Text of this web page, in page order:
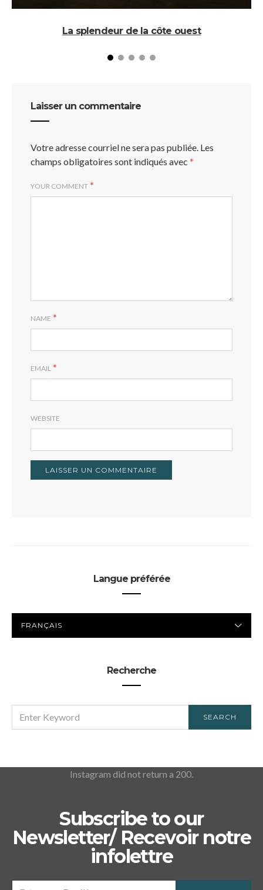
La splendeur de la côte ouest
Laisser un commentaire
Votre adresse courriel ne sera pas publiée. Les
champs obligatoires sont indiqués avec *
YOUR COMMENT *
NAME *
EMAIL *
WEBSITE
Langue préférée
PRÉFÉRÉE
Recherche
FOR:
SEARCH
Instagram did not return a 200.
Subscribe to our
Newsletter/ Recevoir notre
infolettre